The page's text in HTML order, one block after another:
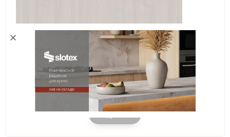
Орех Селект Каминный